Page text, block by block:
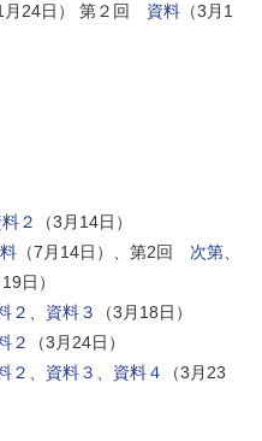
月24日） 第２回 資料 （3月1
２
（3月14日）
（7月14日）、第2回 次第
日）
２ 資料３
（3月18日）
２
（3月24日）
２ 資料３ 資料４
（3月23